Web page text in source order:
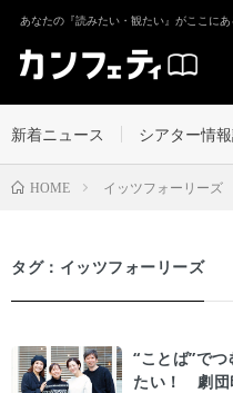
あなたの『読みたい・観たい』がここにあ
新着ニュース シアター情
HOME イッツフォーリーズ
タグ：イッツフォーリーズ
“ことば”で
たい！ 劇団